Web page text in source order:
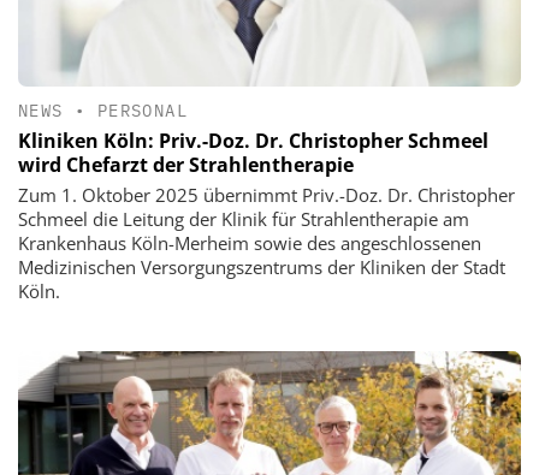
NEWS • PERSONAL
Kliniken Köln: Priv.-Doz. Dr. Christopher Schmeel
wird Chefarzt der Strahlentherapie
Zum 1. Oktober 2025 übernimmt Priv.-Doz. Dr. Christopher
Schmeel die Leitung der Klinik für Strahlentherapie am
Krankenhaus Köln-Merheim sowie des angeschlossenen
Medizinischen Versorgungszentrums der Kliniken der Stadt
Köln.